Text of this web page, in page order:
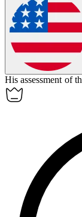
Hisassessment of